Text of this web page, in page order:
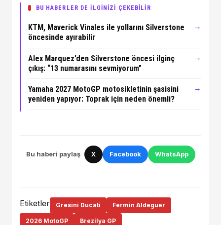
BU HABERLER DE İLGİNİZİ ÇEKEBİLİR
KTM, Maverick Vinales ile yollarını Silverstone
öncesinde ayırabilir
→
Alex Marquez’den Silverstone öncesi ilginç
çıkış: “13 numarasını sevmiyorum”
→
Yamaha 2027 MotoGP motosikletinin şasisini
yeniden yapıyor: Toprak için neden önemli?
→
Bu haberi paylaş X Facebook WhatsApp
Etiketler Gresini Ducati Fermin Aldeguer
2026 MotoGP Brezilya GP